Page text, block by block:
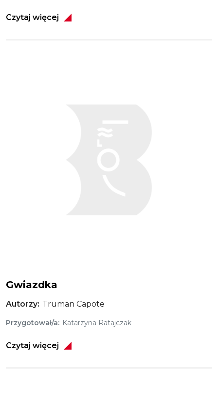
Czytaj więcej
Gwiazdka
Autorzy Truman Capote
Przygotował/a Katarzyna Ratajczak
Czytaj więcej